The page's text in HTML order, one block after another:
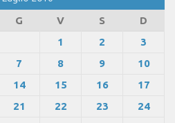
G V S
D
1
2
3
7 8 9
10
14 15 16
17
21 22 23
24